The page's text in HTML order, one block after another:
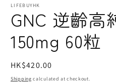
1
modal
LIFEBUYHK
GNC 逆齡高
150mg 60粒
Regular
price
HK$420.00
Shipping calculated at checkout.